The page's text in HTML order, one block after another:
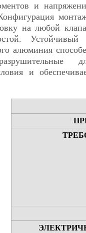
и
на любой
Устойчивый
алюминия
и